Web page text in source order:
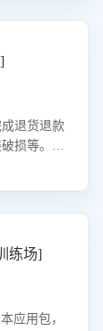
退货退款
损等。结
练场]
应用包，